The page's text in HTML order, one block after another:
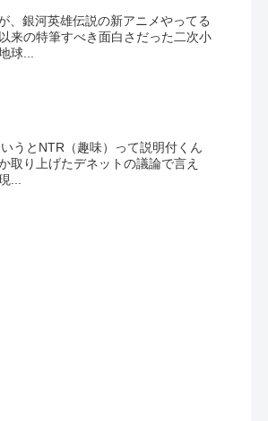
銀河英雄伝説の新アニメやってる
来の特筆すべき面白さだった二次小
球...
うとNTR（趣味）って説明付くん
り上げたデネットの議論で言え
...